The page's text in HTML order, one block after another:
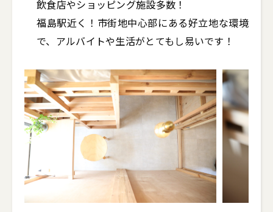
飲食店やショッピング施設多数！
福島駅近く！市街地中心部にある好立地な環境
で、アルバイトや生活がとてもし易いです！